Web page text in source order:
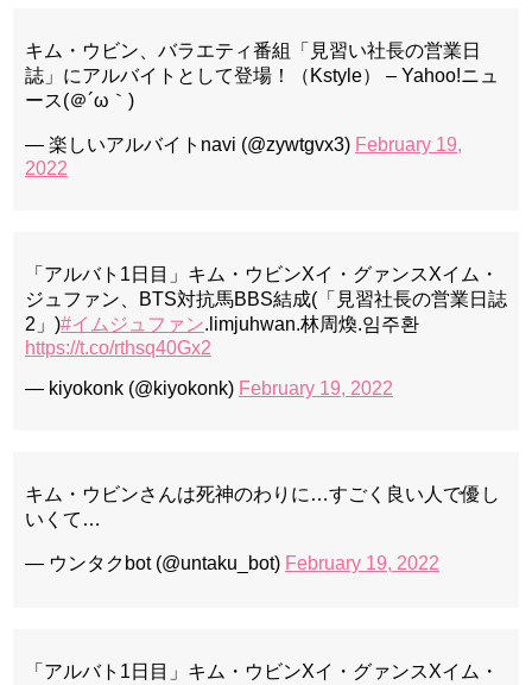
キム・ウビン、バラエティ番組「見習い社長の営業日
誌」にアルバイトとして登場！（Kstyle） – Yahoo!ニュ
ース(＠´ω｀)
— 楽しいアルバイトnavi (@zywtgvx3) February 19,
2022
「アルバト1日目」キム・ウビンXイ・グァンスXイム・
ジュファン、BTS対抗馬BBS結成(「見習社長の営業日誌
2」)#イムジュファン.limjuhwan.林周煥.임주환
https://t.co/rthsq40Gx2
— kiyokonk (@kiyokonk) February 19, 2022
キム・ウビンさんは死神のわりに…すごく良い人で優し
いくて…
— ウンタクbot (@untaku_bot) February 19, 2022
「アルバト1日目」キム・ウビンXイ・グァンスXイム・